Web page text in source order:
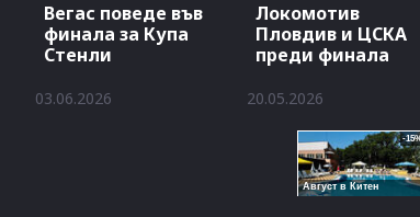
Вегас поведе във
финала за Купа
Стенли
03.06.2026
Локомотив
Пловдив и ЦСКА
преди финала
20.05.2026